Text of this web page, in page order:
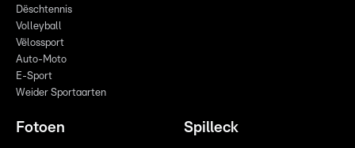
Dëschtennis
Volleyball
Vëlossport
Auto-Moto
E-Sport
Weider Sportaarten
Fotoen Spilleck